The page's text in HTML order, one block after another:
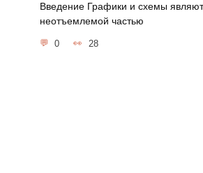
Введение Графики и схемы
неотъемлемой частью
0 28